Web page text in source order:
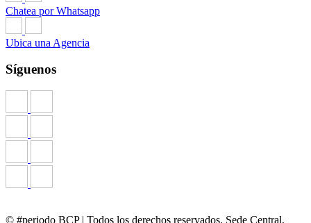
Chatea por Whatsapp
Ubica una Agencia
Síguenos
© #periodo BCP | Todos los derechos reservados. Sede Central,